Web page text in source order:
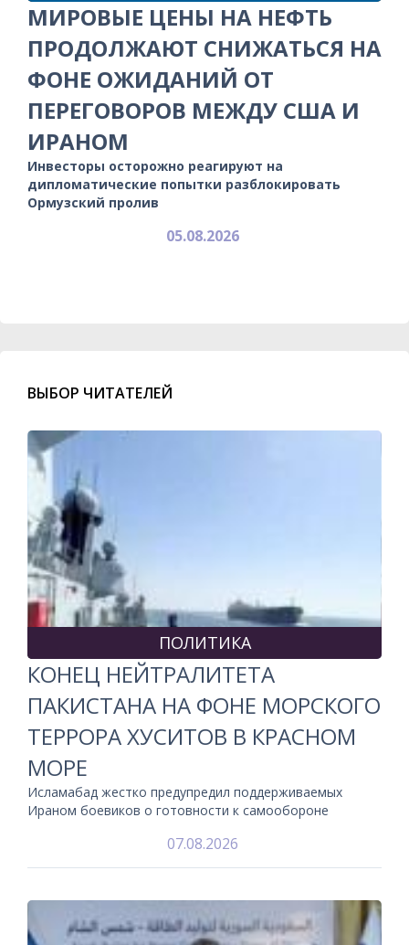
МИРОВЫЕ ЦЕНЫ НА НЕФТЬ
ПРОДОЛЖАЮТ СНИЖАТЬСЯ НА
ФОНЕ ОЖИДАНИЙ ОТ
ПЕРЕГОВОРОВ МЕЖДУ США И
ИРАНОМ
Инвесторы осторожно реагируют на
дипломатические попытки разблокировать
Ормузский пролив
05.08.2026
ВЫБОР ЧИТАТЕЛЕЙ
ПОЛИТИКА
КОНЕЦ НЕЙТРАЛИТЕТА
ПАКИСТАНА НА ФОНЕ МОРСКОГО
ТЕРРОРА ХУСИТОВ В КРАСНОМ
МОРЕ
Исламабад жестко предупредил поддерживаемых
Ираном боевиков о готовности к самообороне
07.08.2026